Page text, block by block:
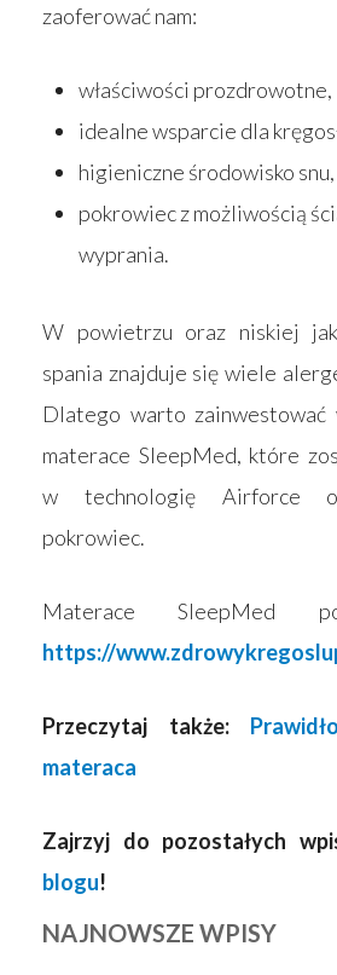
zaoferować nam:
właściwości prozdrowotne,
idealne wsparcie dla
higieniczne środowisko snu,
pokrowiec z możliwością
wyprania.
W powietrzu oraz niskiej
spania znajduje się wiele
Dlatego warto zainwestować
materace SleepMed, które
w technologię Airforce
pokrowiec.
Materace SleepMed
https://
Przeczytaj także:
materaca
Zajrzyj do pozostałych
blogu!
NAJNOWSZE WPISY